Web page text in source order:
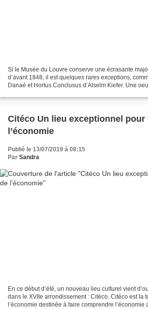
Si le Musée du Louvre conserve une écrasante
d’avant 1848, il est quelques rares exceptions,
Danaé et Hortus Conclusus d’Alselm Kiefer. Une
Citéco Un lieu exceptionnel
l’économie
Publié le 13/07/2019 à 08:15
Par Sandra
En ce début d’été, un nouveau lieu culturel vient
dans le XVIIe arrondissement : Citéco. Citéco est la
l’économie destinée à faire comprendre l’économie